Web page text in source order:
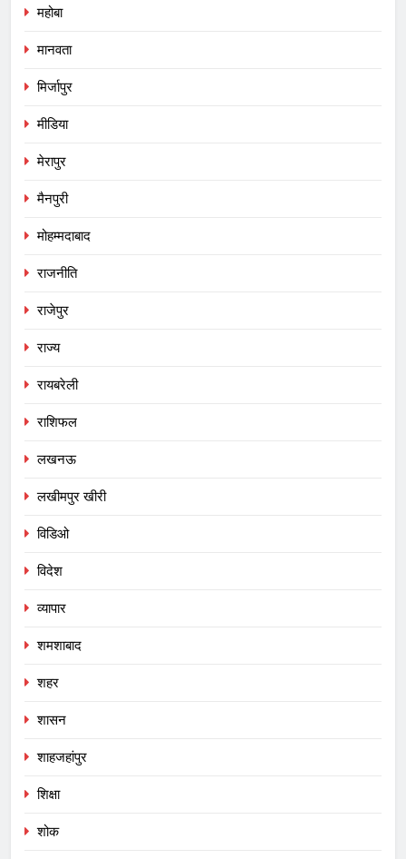
महोबा
मानवता
मिर्जापुर
मीडिया
मेरापुर
मैनपुरी
मोहम्मदाबाद
राजनीति
राजेपुर
राज्य
रायबरेली
राशिफल
लखनऊ
लखीमपुर खीरी
विडिओ
विदेश
व्यापार
शमशाबाद
शहर
शासन
शाहजहांपुर
शिक्षा
शोक